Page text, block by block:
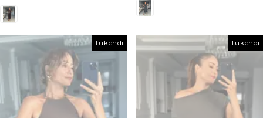
Tükendi Tükendi